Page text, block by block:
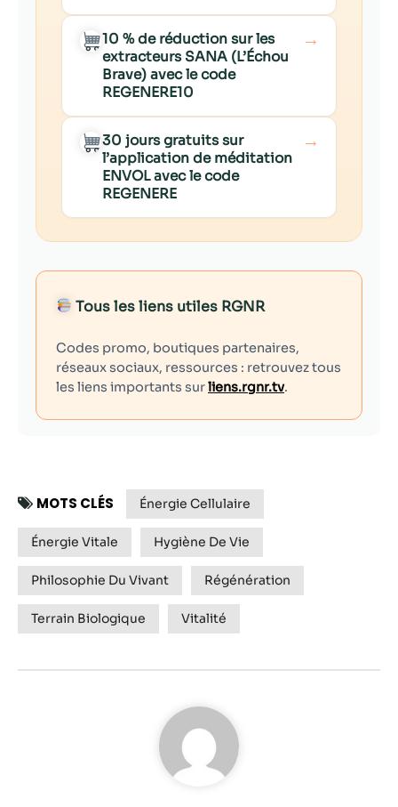
10 % de réduction sur les
extracteurs SANA (L’Échou
Brave) avec le code
REGENERE10
→
30 jours gratuits sur
l’application de méditation
ENVOL avec le code
REGENERE
→
Tous les liens utiles RGNR
Codes promo, boutiques partenaires,
réseaux sociaux, ressources : retrouvez tous
les liens importants surliens.rgnr.tv.
MOTS CLÉS Énergie Cellulaire
Énergie Vitale Hygiène De Vie
Philosophie Du Vivant Régénération
Terrain Biologique Vitalité